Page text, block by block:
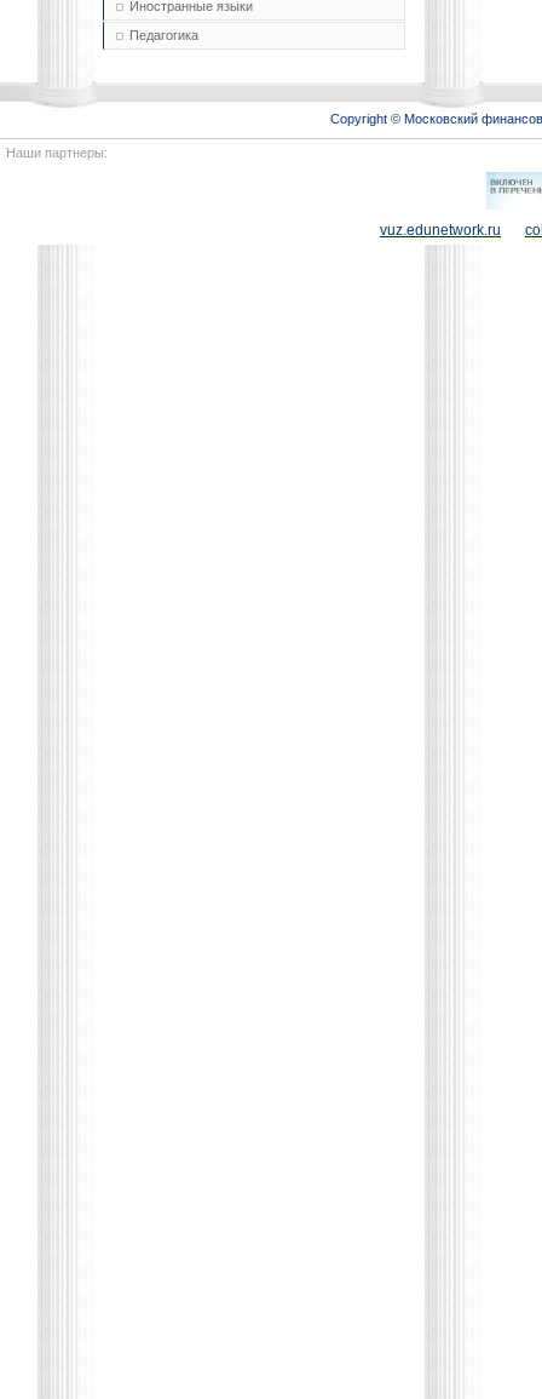
Иностранные языки
Педагогика
Copyright © Московский
Наши партнеры:
vuz.edunetwork.ru